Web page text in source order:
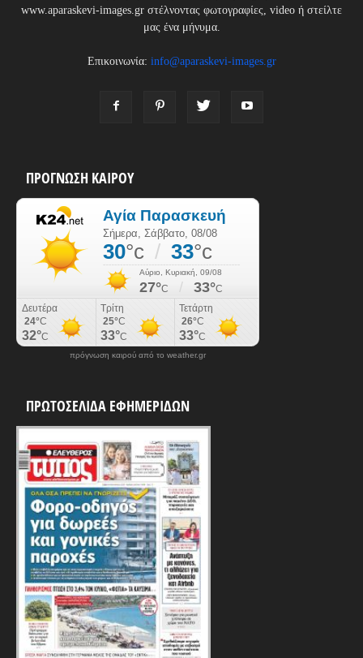
www.aparaskevi-images.gr στέλνοντας φωτογραφίες, video ή στείλτε
μας ένα μήνυμα.
Επικοινωνία: info@aparaskevi-images.gr
ΠΡΟΓΝΩΣΗ ΚΑΙΡΟΥ
πρόγνωση καιρού από το weather.gr
ΠΡΩΤΟΣΕΛΙΔΑ ΕΦΗΜΕΡΙΔΩΝ